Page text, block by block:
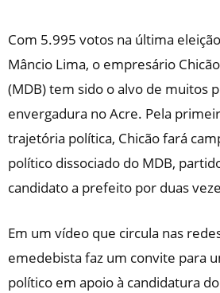
Com 5.995 votos na última
Mâncio Lima, o empresário
(MDB) tem sido o alvo de muitos
envergadura no Acre. Pela
trajetória política, Chicão fará
político dissociado do MDB,
candidato a prefeito por duas
Em um vídeo que circula nas
emedebista faz um convite para
político em apoio à candidatura